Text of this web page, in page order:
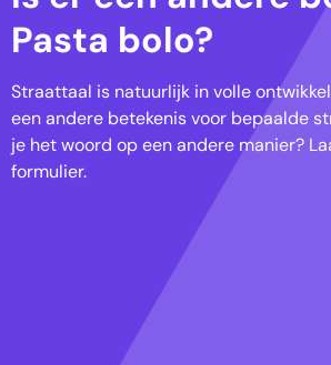
Pasta bolo?
Straattaal is natuurlijk in volle
een andere betekenis voor bepaalde
je het woord op een andere manier?
formulier.